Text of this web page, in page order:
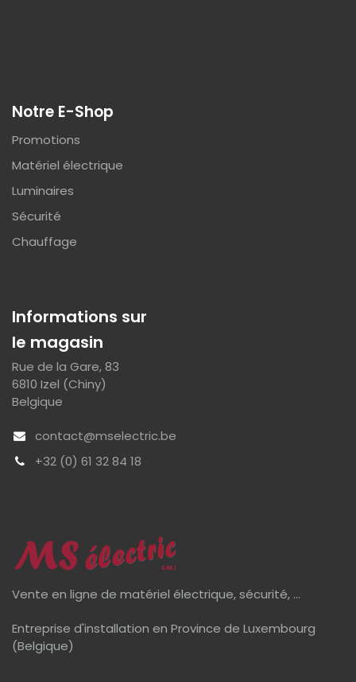
Informations sur
le magasin
Rue de la Gare, 83
6810 Izel (Chiny)
Belgique
contact@mselectric.be
+32 (0) 61 32 84 18
Vente en ligne de matériel électrique, sécurité, ...
Entreprise d'installation en Province de Luxembourg
(Belgique)
Notre E-Shop
Promotions
Matériel électrique
Luminaires
Sécurité
Chauffage